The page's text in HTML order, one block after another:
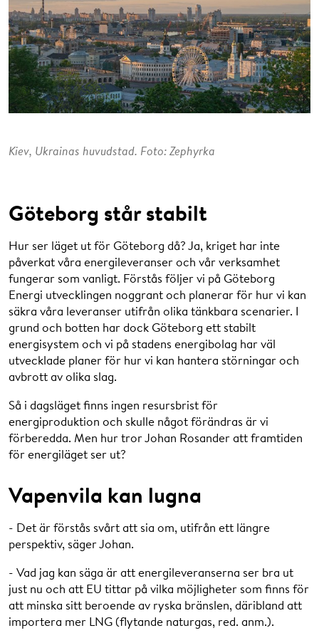
Kiev, Ukrainas huvudstad. Foto: Zephyrka
Göteborg står stabilt
Hur ser läget ut för Göteborg då? Ja, kriget har inte
påverkat våra energileveranser och vår verksamhet
fungerar som vanligt. Förstås följer vi på Göteborg
Energi utvecklingen noggrant och planerar för hur vi kan
säkra våra leveranser utifrån olika tänkbara scenarier. I
grund och botten har dock Göteborg ett stabilt
energisystem och vi på stadens energibolag har väl
utvecklade planer för hur vi kan hantera störningar och
avbrott av olika slag.
Så i dagsläget finns ingen resursbrist för
energiproduktion och skulle något förändras är vi
förberedda. Men hur tror Johan Rosander att framtiden
för energiläget ser ut?
Vapenvila kan lugna
- Det är förstås svårt att sia om, utifrån ett längre
perspektiv, säger Johan.
- Vad jag kan säga är att energileveranserna ser bra ut
just nu och att EU tittar på vilka möjligheter som finns för
att minska sitt beroende av ryska bränslen, däribland att
importera mer LNG (flytande naturgas, red. anm.).